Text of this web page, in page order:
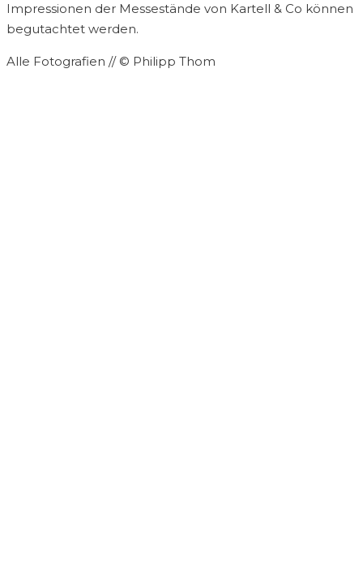
Impressionen der Messestände von Kartell & Co können
begutachtet werden.
Alle Fotografien // © Philipp Thom